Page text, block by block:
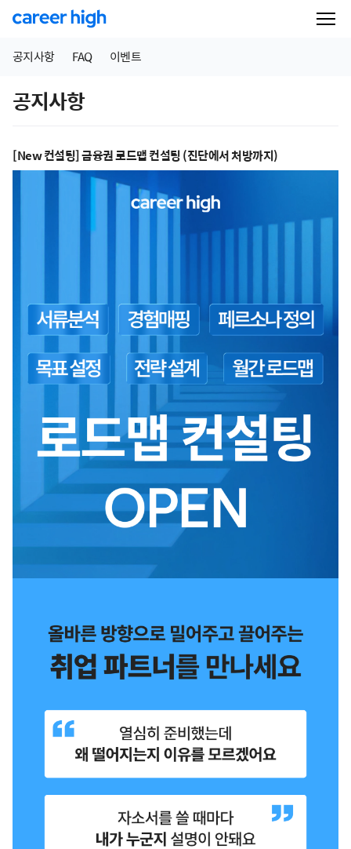
공지사항 FAQ 이벤트
공지사항
[New 컨설팅] 금융권 로드맵 컨설팅 (진단에서 처방까지)